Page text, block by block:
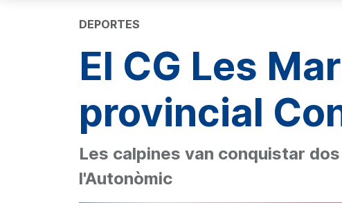
DEPORTES
El CG Les
provincial
Les calpines van conquistar
l'Autonòmic